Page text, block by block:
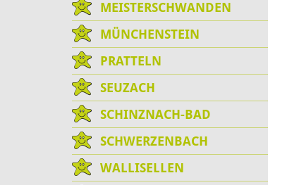
MEISTERSCHWANDEN
MÜNCHENSTEIN
PRATTELN
SEUZACH
SCHINZNACH-BAD
SCHWERZENBACH
WALLISELLEN